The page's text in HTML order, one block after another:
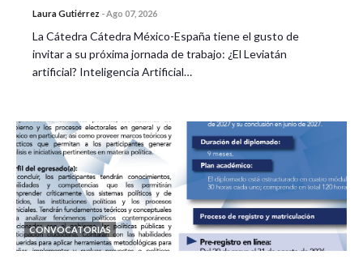
Laura Gutiérrez -Ago 07, 2026
La Cátedra Cátedra México-España tiene el gusto de
invitar a su próxima jornada de trabajo: ¿El Leviatán
artificial? Inteligencia Artificial…
CONVOCATORIAS